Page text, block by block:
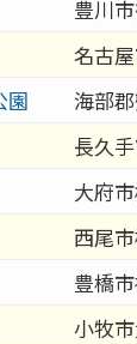
豊川
名古
園
海部
長久
大府
西尾
豊橋
小牧